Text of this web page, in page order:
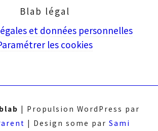
Blab légal
et données personnelles
les cookies
Propulsion WordPress par
Design some par Sami